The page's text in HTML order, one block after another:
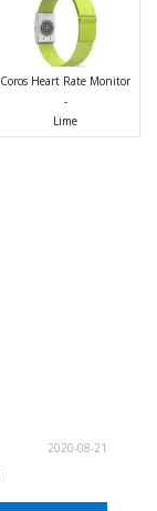
Coros Heart Rate Monitor
-
Lime
2020-08-21